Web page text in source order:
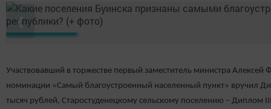
❮
Участвовавший в торжестве первый заместитель министра Алексей
номинации «Самый благоустроенный населенный пункт» вручил
тысяч рублей, Старостуденецкому сельскому поселению – Диплом